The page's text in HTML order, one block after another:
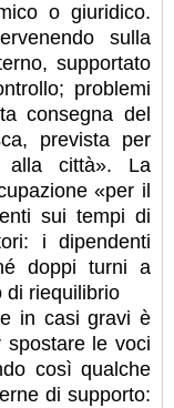
o giuridico.
sulla
supportato
problemi
consegna del
prevista per
alla città». La
«per il
sui tempi di
i dipendenti
doppi turni a
di riequilibrio
in casi gravi è
spostare le voci
così qualche
di supporto: